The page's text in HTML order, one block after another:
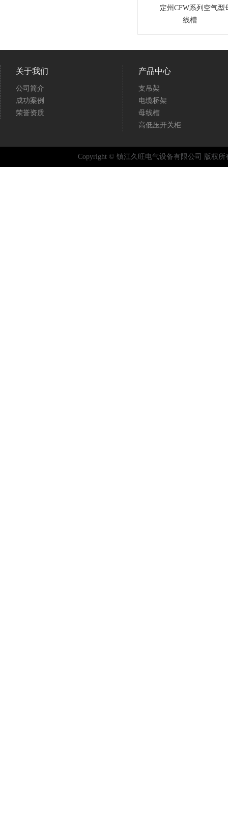
定州CFW系列空气型
线槽
关于我们
公司简介
成功案例
荣誉资质
产品中心
支吊架
电缆桥架
母线槽
高低压开关柜
Copyright © 镇江久旺电气设备有限公司 版权所